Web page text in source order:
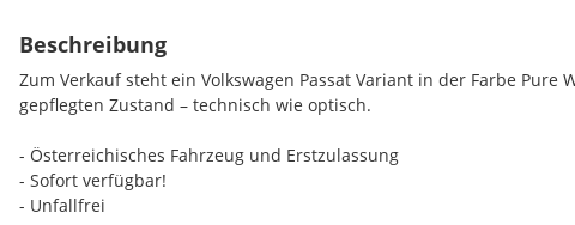
Beschreibung
Zum Verkauf steht ein Volkswagen Passat Variant in der Farbe Pure
gepflegten Zustand – technisch wie optisch.
- Österreichisches Fahrzeug und Erstzulassung
- Sofort verfügbar!
- Unfallfrei